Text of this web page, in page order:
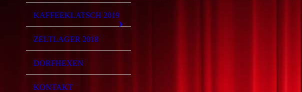
KAFFEEKLATSCH 2019
ZELTLAGER 2018
DORFHEXEN
KONTAKT